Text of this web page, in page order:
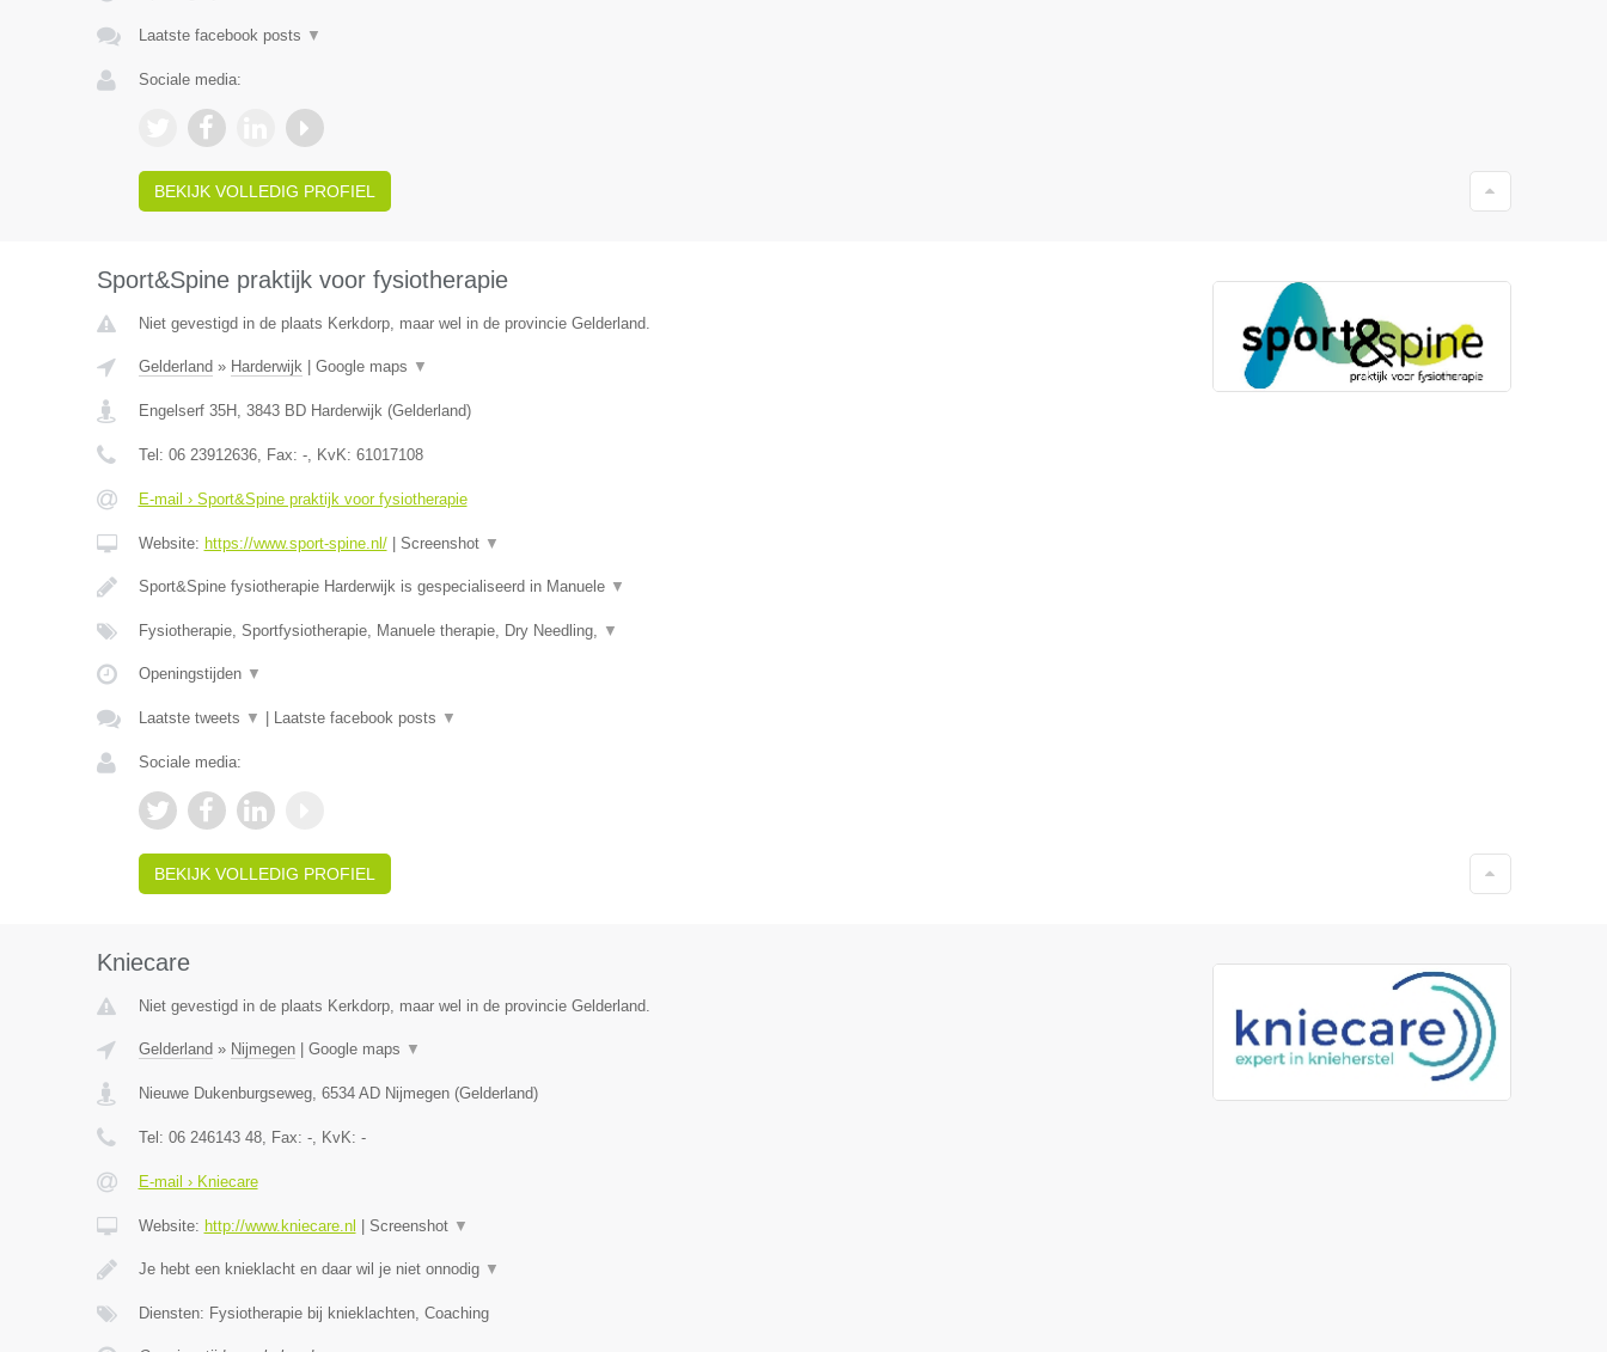
Laatste facebook posts ▼
Sociale media:
BEKIJK VOLLEDIG PROFIEL
Sport&Spine praktijk voor fysiotherapie
Niet gevestigd in de plaats Kerkdorp, maar wel in de provincie Gelderland.
Gelderland » Harderwijk| Google maps ▼
Engelserf 35H , 3843 BD Harderwijk(Gelderland)
Tel: 06 23912636, Fax: -, KvK: 61017108
E-mail › Sport&Spine praktijk voor fysiotherapie
Website: https://www.sport-spine.nl/| Screenshot ▼
Sport&Spine fysiotherapie Harderwijk is gespecialiseerd in Manuele ▼
Fysiotherapie, Sportfysiotherapie, Manuele therapie, Dry Needling, ▼
Openingstijden ▼
Laatste tweets ▼ Laatste facebook posts ▼
Sociale media:
BEKIJK VOLLEDIG PROFIEL
Kniecare
Niet gevestigd in de plaats Kerkdorp, maar wel in de provincie Gelderland.
Gelderland » Nijmegen| Google maps ▼
Nieuwe Dukenburgseweg, 6534 AD Nijmegen(Gelderland)
Tel: 06 246143 48, Fax: -, KvK: -
E-mail › Kniecare
Website: http://www.kniecare.nl Screenshot ▼
Je hebt een knieklacht en daar wil je niet onnodig ▼
Diensten: Fysiotherapie bij knieklachten, Coaching